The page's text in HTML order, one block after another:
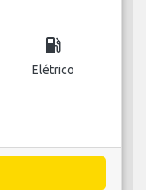
local_gas_station
Elétrico